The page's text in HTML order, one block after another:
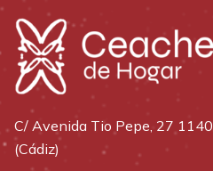
C/ Avenida Tio Pepe, 27
(Cádiz)